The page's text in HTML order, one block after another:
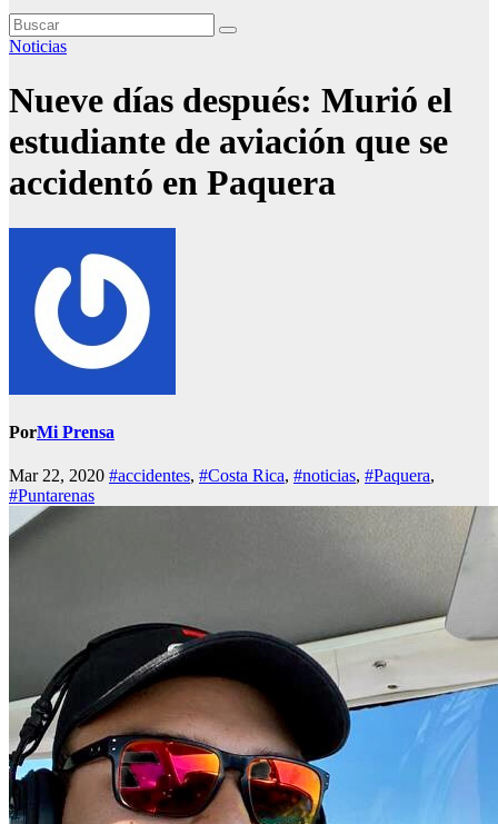
Noticias
Nueve días después: Murió el
estudiante de aviación que se
accidentó en Paquera
PorMi Prensa
Mar 22, 2020 #accidentes, #Costa Rica, #noticias, #Paquera,
#Puntarenas